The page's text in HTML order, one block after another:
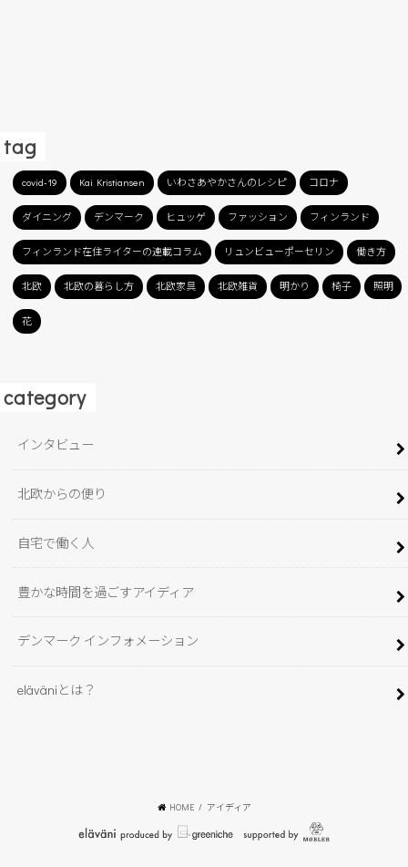
tag
covid-19 Kai Kristiansen いわさあやかさんのレシピ コロナ
ダイニング デンマーク ヒュッゲ ファッション フィンランド
フィンランド在住ライターの連載コラム リュンビューポーセリン 働き方
北欧 北欧の暮らし方 北欧家具 北欧雑貨 明かり 椅子 照明
花
category
インタビュー
北欧からの便り
自宅で働く人
豊かな時間を過ごすアイディア
デンマーク インフォメーション
eläväniとは？
HOME アイディア